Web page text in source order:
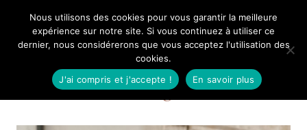
contenuMangue Poudrée
Blog
Nous utilisons des cookies pour vous garantir la meilleure
expérience sur notre site. Si vous continuez à utiliser ce
dernier, nous considérerons que vous acceptez l'utilisation des
cookies.
J'ai compris et j'accepte !
En savoir plus